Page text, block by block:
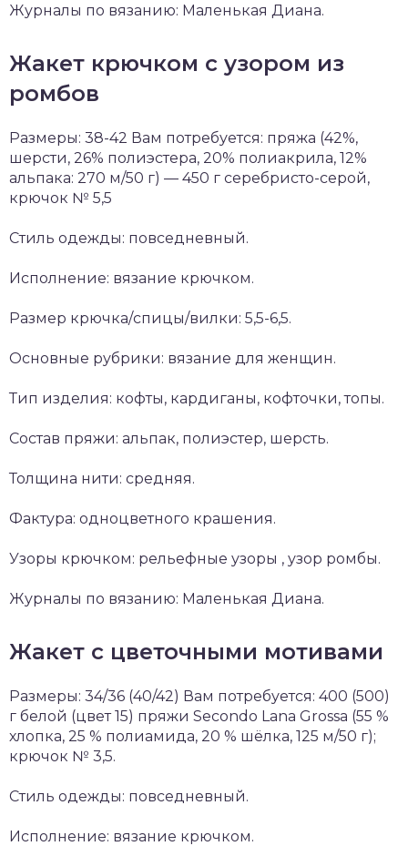
Журналы по вязанию: Маленькая Диана.
Жакет крючком с узором из
ромбов
Размеры: 38-42 Вам потребуется: пряжа (42%,
шерсти, 26% полиэстера, 20% полиакрила, 12%
альпака: 270 м/50 г) — 450 г серебристо-серой,
крючок № 5,5
Стиль одежды: повседневный.
Исполнение: вязание крючком.
Размер крючка/спицы/вилки: 5,5-6,5.
Основные рубрики: вязание для женщин.
Тип изделия: кофты, кардиганы, кофточки, топы.
Состав пряжи: альпак, полиэстер, шерсть.
Толщина нити: средняя.
Фактура: одноцветного крашения.
Узоры крючком: рельефные узоры , узор ромбы.
Журналы по вязанию: Маленькая Диана.
Жакет с цветочными мотивами
Размеры: 34/36 (40/42) Вам потребуется: 400 (500)
г белой (цвет 15) пряжи Secondo Lana Grossa (55 %
хлопка, 25 % полиамида, 20 % шёлка, 125 м/50 г);
крючок № 3,5.
Стиль одежды: повседневный.
Исполнение: вязание крючком.